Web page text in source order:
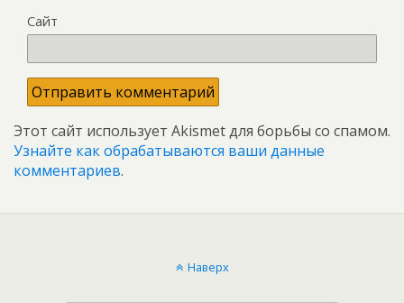
Сайт
Этот сайт использует Akismet для борьбы со спамом.
Узнайте как обрабатываются ваши данные
комментариев.
Наверх